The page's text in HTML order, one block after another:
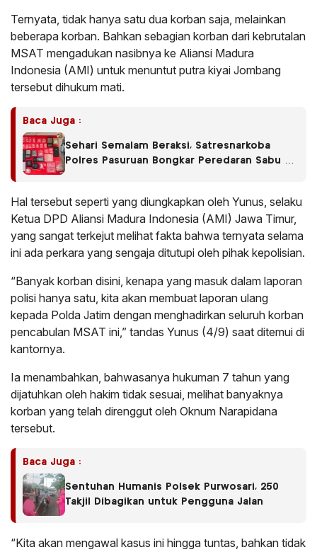
Ternyata, tidak hanya satu dua korban saja, melainkan
beberapa korban. Bahkan sebagian korban dari kebrutalan
MSAT mengadukan nasibnya ke Aliansi Madura
Indonesia (AMI) untuk menuntut putra kiyai Jombang
tersebut dihukum mati.
Baca Juga :
Sehari Semalam Beraksi, Satresnarkoba
Polres Pasuruan Bongkar Peredaran Sabu di
Hal tersebut seperti yang diungkapkan oleh Yunus, selaku
Ketua DPD Aliansi Madura Indonesia (AMI) Jawa Timur,
yang sangat terkejut melihat fakta bahwa ternyata selama
ini ada perkara yang sengaja ditutupi oleh pihak kepolisian.
“Banyak korban disini, kenapa yang masuk dalam laporan
polisi hanya satu, kita akan membuat laporan ulang
kepada Polda Jatim dengan menghadirkan seluruh korban
pencabulan MSAT ini,” tandas Yunus (4/9) saat ditemui di
kantornya.
Ia menambahkan, bahwasanya hukuman 7 tahun yang
dijatuhkan oleh hakim tidak sesuai, melihat banyaknya
korban yang telah direnggut oleh Oknum Narapidana
tersebut.
Baca Juga :
Sentuhan Humanis Polsek Purwosari, 250
Takjil Dibagikan untuk Pengguna Jalan
“Kita akan mengawal kasus ini hingga tuntas, bahkan tidak